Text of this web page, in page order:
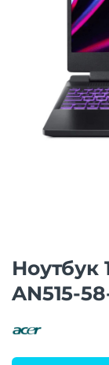
Ноутбук
AN515-